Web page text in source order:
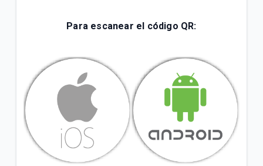
Para escanear el código QR: